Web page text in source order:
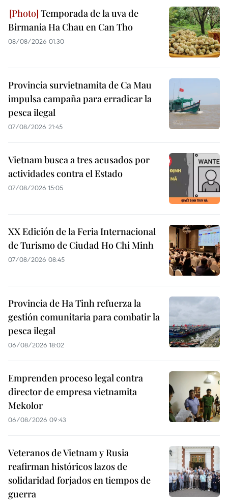
Temporada de la uva de
Birmania Ha Chau en Can Tho
08/08/2026 01:30
Provincia survietnamita de Ca Mau
impulsa campaña para erradicar la
pesca ilegal
07/08/2026 21:45
Vietnam busca a tres acusados por
actividades contra el Estado
07/08/2026 15:05
XX Edición de la Feria Internacional
de Turismo de Ciudad Ho Chi Minh
07/08/2026 08:45
Provincia de Ha Tinh refuerza la
gestión comunitaria para combatir la
pesca ilegal
06/08/2026 18:02
Emprenden proceso legal contra
director de empresa vietnamita
Mekolor
06/08/2026 09:43
Veteranos de Vietnam y Rusia
reafirman históricos lazos de
solidaridad forjados en tiempos de
guerra